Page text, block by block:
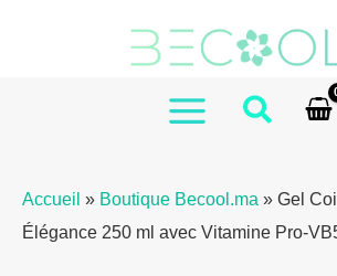
MAIN
Accueil » Boutique Becool.ma » Gel
Élégance 250 ml avec Vitamine Pro-
with